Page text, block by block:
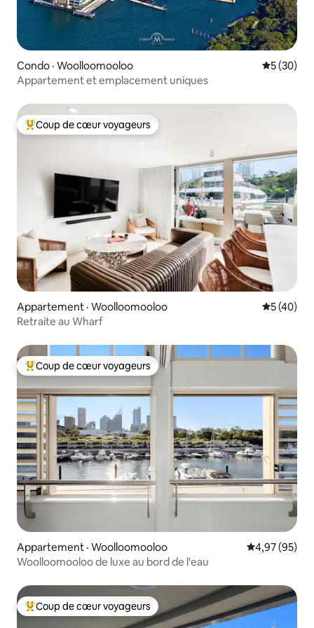
Condo · Woolloomooloo Note
5 (30)
Appartement et emplacement uniques
Coup de cœur voyageurs parmi les plus aimés
Coup de cœur voyageurs
Appartement · Woolloomooloo Note
5 (40)
Retraite au Wharf
Coup de cœur voyageurs parmi les plus aimés
Coup de cœur voyageurs
Appartement · Woolloomooloo Note
4,97 (95)
Woolloomooloo de luxe au bord de l'eau
Coup de cœur voyageurs parmi les plus aimés
Coup de cœur voyageurs